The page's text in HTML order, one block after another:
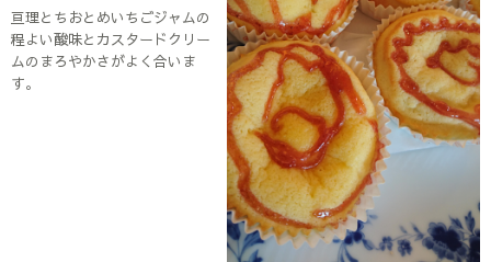
亘理とちおとめいちごジャムの
程よい酸味とカスタードクリー
ムのまろやかさがよく合いま
す。